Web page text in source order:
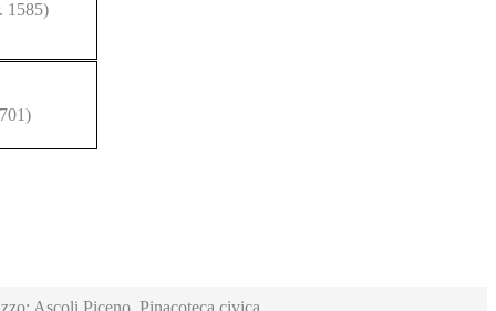
1585)
Ascoli Piceno, Pinacoteca civica